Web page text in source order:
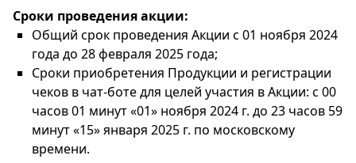
Сроки проведения акции:
Общий срок проведения Акции с 01 ноября 2024
года до 28 февраля 2025 года;
Сроки приобретения Продукции и регистрации
чеков в чат-боте для целей участия в Акции: с 00
часов 01 минут «01» ноября 2024 г. до 23 часов 59
минут «15» января 2025 г. по московскому
времени.